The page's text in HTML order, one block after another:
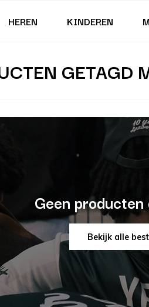
HEREN KINDEREN
GETAGD
Geen producten
Bekijk alle